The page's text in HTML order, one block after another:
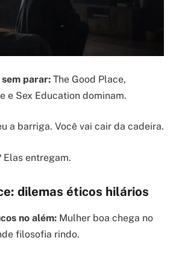
parar: The Good Place,
e Sex Education dominam.
a barriga. Você vai cair da cadeira.
Elas entregam.
dilemas éticos hilários
no além: Mulher boa chega no
filosofia rindo.